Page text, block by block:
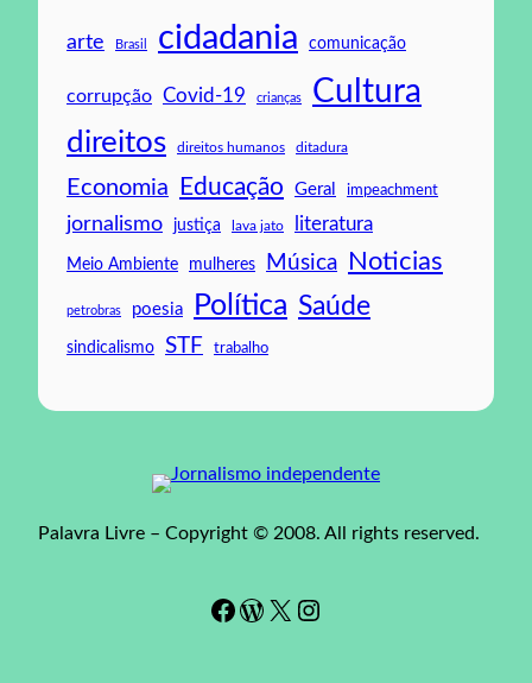
arte Brasil cidadania comunicação
corrupção Covid-19 crianças Cultura
direitos direitos humanos ditadura
Economia Educação Geral impeachment
jornalismo justiça lava jato literatura
Meio Ambiente mulheres Música Noticias
petrobras poesia Política Saúde
sindicalismo STF trabalho
Palavra Livre – Copyright © 2008. All rights reserved.
Facebook WordPress # Instagram